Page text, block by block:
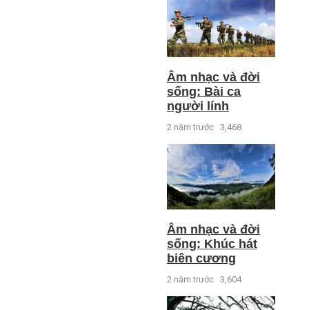
Âm nhạc và đời
sống: Bài ca
người lính
2 năm trước 3,468
Âm nhạc và đời
sống: Khúc hát
biên cương
2 năm trước 3,604